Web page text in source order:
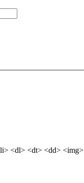
<dl> <dt> <dd> <img>